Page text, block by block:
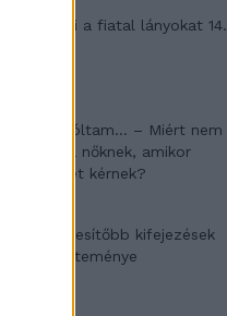
T. szereti a fiatal lányokat 14.
Pedig szóltam… – Miért nem
hiszünk a nőknek, amikor
segítséget kérnek?
A legidegesítőbb kifejezések
laza gyűjteménye